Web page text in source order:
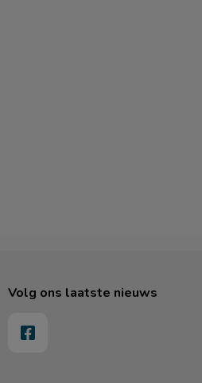
Volg ons laatste nieuws